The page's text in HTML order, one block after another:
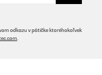
odkazu v pätičke ktoréhokoľvek